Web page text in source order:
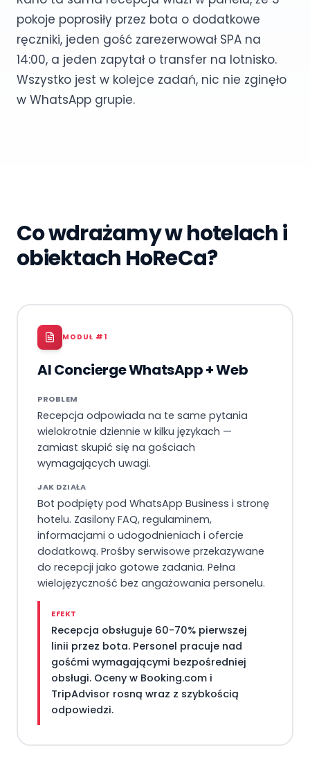
pokoje poprosiły przez bota o dodatkowe
ręczniki, jeden gość zarezerwował SPA na
14:00, a jeden zapytał o transfer na lotnisko.
Wszystko jest w kolejce zadań, nic nie zginęło
w WhatsApp grupie.
Co wdrażamy w hotelach i
obiektach HoReCa?
MODUŁ # 1
AI Concierge WhatsApp + Web
PROBLEM
Recepcja odpowiada na te same pytania
wielokrotnie dziennie w kilku językach —
zamiast skupić się na gościach
wymagających uwagi.
JAK DZIAŁA
Bot podpięty pod WhatsApp Business i stronę
hotelu. Zasilony FAQ, regulaminem,
informacjami o udogodnieniach i ofercie
dodatkową. Prośby serwisowe przekazywane
do recepcji jako gotowe zadania. Pełna
wielojęzyczność bez angażowania personelu.
EFEKT
Recepcja obsługuje 60-70% pierwszej
linii przez bota. Personel pracuje nad
gośćmi wymagającymi bezpośredniej
obsługi. Oceny w Booking.com i
TripAdvisor rosną wraz z szybkością
odpowiedzi.